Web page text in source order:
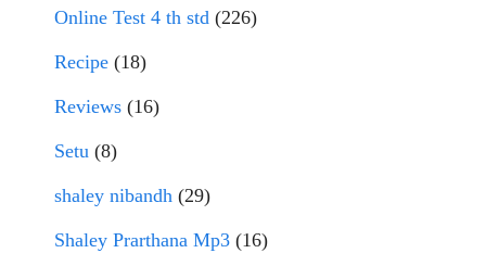
Online Test 4 th std (226)
Recipe (18)
Reviews (16)
Setu (8)
shaley nibandh (29)
Shaley Prarthana Mp3 (16)